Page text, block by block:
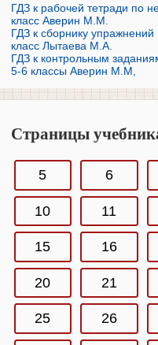
ГДЗ к рабочей тетради по
класс Аверин М.М.
ГДЗ к сборнику
класс Лытаева М.А.
ГДЗ к контрольным
5-6 классы Аверин М.М,
Страницы
5 6
10 11
15 16
20 21
25 26